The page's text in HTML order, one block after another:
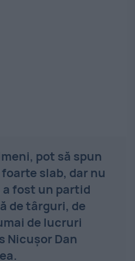
pot să spun
slab, dar nu
a fost un partid
de târguri, de
de lucruri
Nicușor Dan